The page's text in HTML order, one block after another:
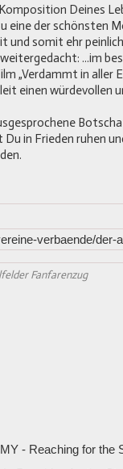
Deines
eine der schönsten
und somit ehr
...im
„Verdammt in aller
einen würdevollen
in Frieden ruhen
verbaende/der-
Fanfarenzug